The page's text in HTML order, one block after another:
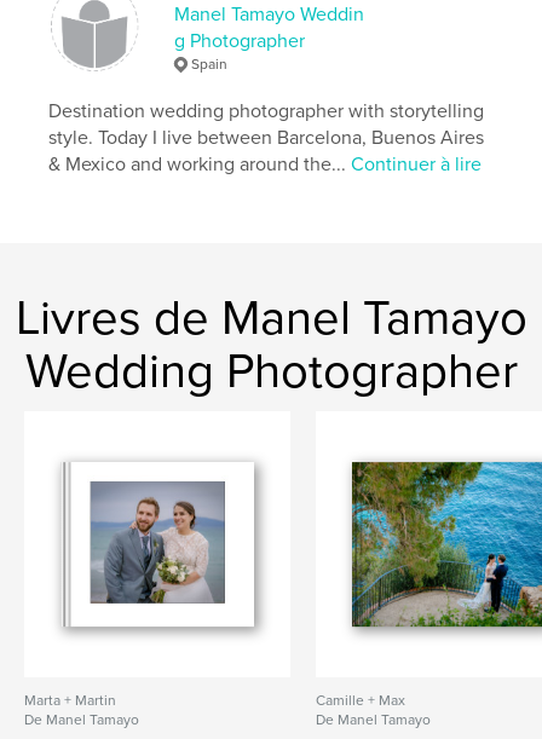
Manel Tamayo Weddin
g Photographer
Spain
Destination wedding photographer with storytelling
style. Today I live between Barcelona, Buenos Aires
& Mexico and working around the...Continuer à lire
Livres de Manel Tamayo
Wedding Photographer
Marta + Martin
De Manel Tamayo
Camille + Max
De Manel Tamayo